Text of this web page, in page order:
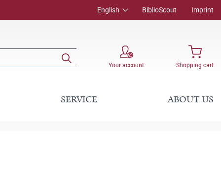
English BiblioScout Imprint
Your account Shopping cart
SERVICE ABOUT US